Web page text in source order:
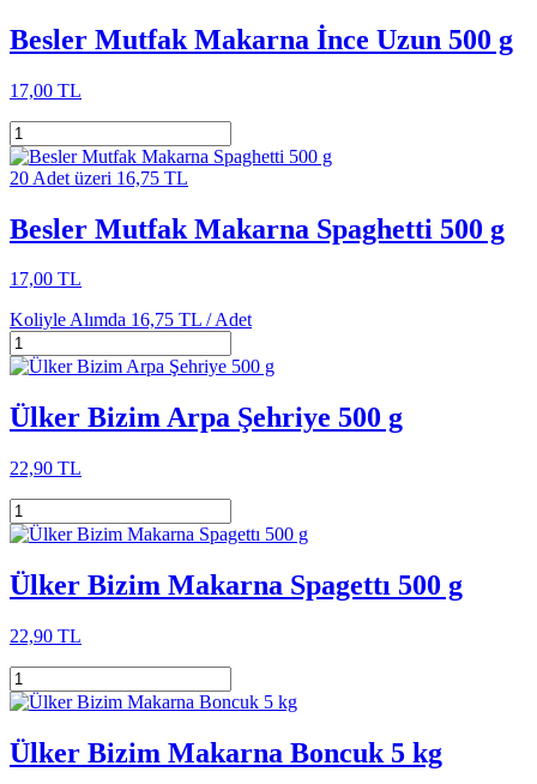
Besler Mutfak Makarna İnce Uzun 500 g
17,00 TL
20 Adet üzeri 16,75 TL
Besler Mutfak Makarna Spaghetti 500 g
17,00 TL
Koliyle Alımda 16,75 TL /Adet
Ülker Bizim Arpa Şehriye 500 g
22,90 TL
Ülker Bizim Makarna Spagettı 500 g
22,90 TL
Ülker Bizim Makarna Boncuk 5 kg